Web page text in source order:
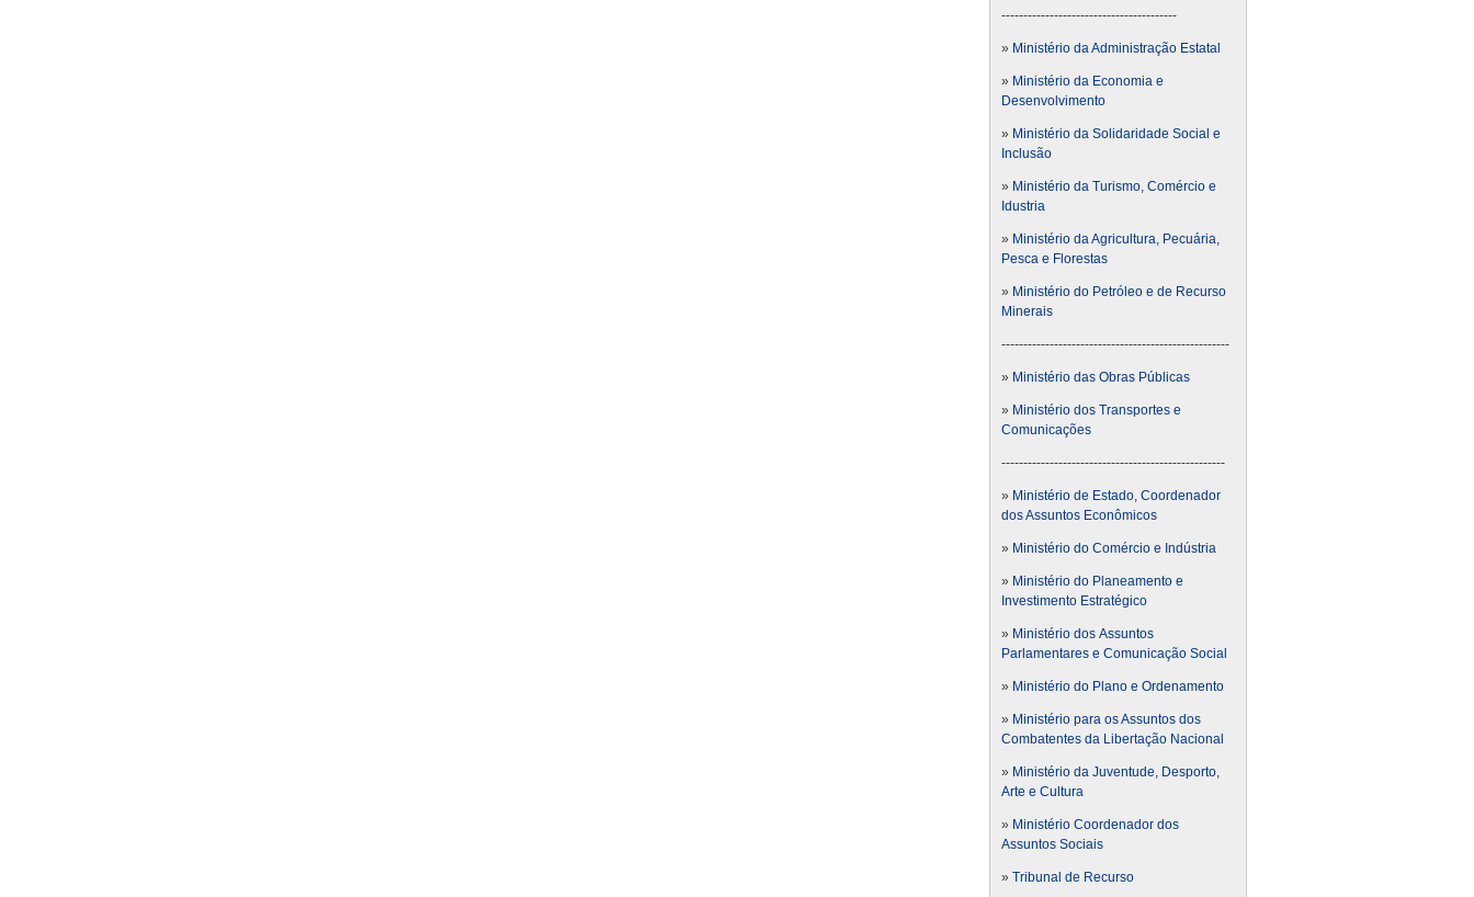
----------------------------------------
» Ministério da Administração Estatal
» Ministério da Economia e
Desenvolvimento
» Ministério da Solidaridade Social e
Inclusão
» Ministério da Turismo, Comércio e
Idustria
» Ministério da Agricultura, Pecuária,
Pesca e Florestas
» Ministério do Petróleo e de Recurso
Minerais
----------------------------------------------------
» Ministério das Obras Públicas
» Ministério dos Transportes e
Comunicações
---------------------------------------------------
» Ministério de Estado, Coordenador
dos Assuntos Econômicos
» Ministério do Comércio e Indústria
» Ministério do Planeamento e
Investimento Estratégico
» Ministério dos Assuntos
Parlamentares e Comunicação Social
» Ministério do Plano e Ordenamento
» Ministério para os Assuntos dos
Combatentes da Libertação Nacional
» Ministério da Juventude, Desporto,
Arte e Cultura
» Ministério Coordenador dos
Assuntos Sociais
» Tribunal de Recurso